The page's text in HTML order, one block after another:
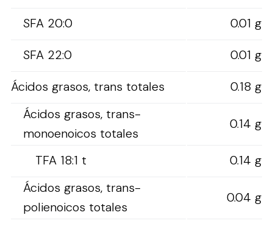
SFA 20:0
0.01 g
SFA 22:0
0.01 g
Ácidos grasos, trans totales
0.18 g
Ácidos grasos, trans-
monoenoicos totales
0.14 g
TFA 18:1 t
0.14 g
Ácidos grasos, trans-
polienoicos totales
0.04 g